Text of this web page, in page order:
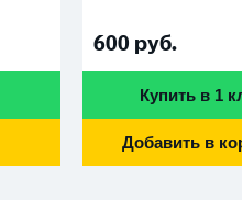
600 руб.
Купить в 1
Добавить в